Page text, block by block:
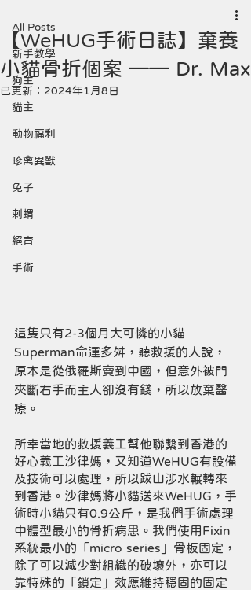
All Posts
新手教學
狗主
貓主
動物福利
珍禽異獸
兔子
剌蝟
絕育
手術
【WeHUG手術日誌】棄養
小貓骨折個案 —— Dr. Max
已更新： 2024年1月8日
這隻只有2-3個月大可憐的小貓
Superman命運多舛，聽救援的人說，
原本是從俄羅斯賣到中國，但意外被門
夾斷右手而主人卻沒有錢，所以放棄醫
療。
所幸當地的救援義工幫他聯繫到香港的
好心義工沙律媽，又知道WeHUG有設備
及技術可以處理，所以跋山涉水輾轉來
到香港。沙律媽將小貓送來WeHUG，手
術時小貓只有0.9公斤，是我們手術處理
中體型最小的骨折病患。我們使用Fixin
系統最小的「micro series」骨板固定，
除了可以減少對組織的破壞外，亦可以
靠特殊的「鎖定」效應維持穩固的固定